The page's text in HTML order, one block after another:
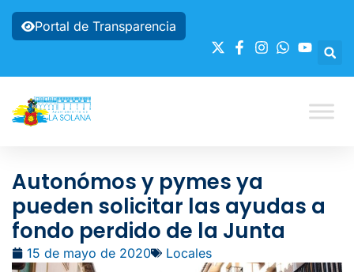
Portal de Transparencia
Autonómos y pymes ya
pueden solicitar las ayudas a
fondo perdido de la Junta
15 de mayo de 2020 Locales